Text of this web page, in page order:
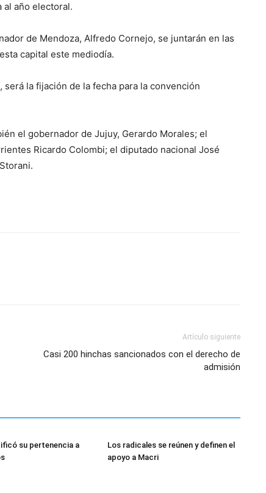
al año electoral.
de Mendoza, Alfredo Cornejo, se juntarán en las
capital este mediodía.
la fijación de la fecha para la convención
el gobernador de Jujuy, Gerardo Morales; el
Ricardo Colombi; el diputado nacional José
Artículo siguiente
Casi 200 hinchas sancionados con el derecho de
admisión
su pertenencia a
Los radicales se reúnen y definen el
apoyo a Macri